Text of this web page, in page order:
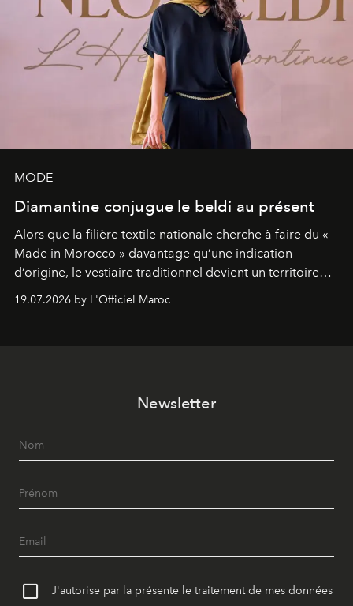
MODE
Diamantine conjugue le beldi au présent
Alors que la filière textile nationale cherche à faire du «
Made in Morocco » davantage qu’une indication
d’origine, le vestiaire traditionnel devient un territoire
d’expérimentation. Avec Néo Beldi, Diamantine en
révise les proportions et les usages pour l’inscrire dans
19.07.2026 by L'Officiel Maroc
Newsletter
J'autorise par la présente le traitement de mes données